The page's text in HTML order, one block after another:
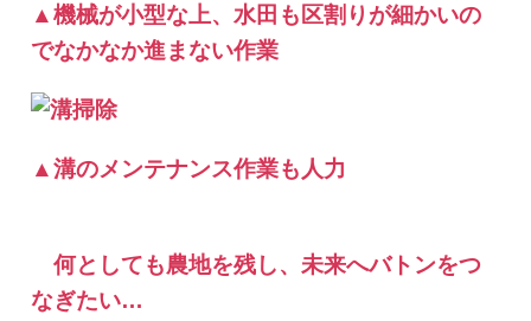
▲機械が小型な上、水田も区割りが細かいの
でなかなか進まない作業
▲溝のメンテナンス作業も人力
何としても農地を残し、未来へバトンをつ
なぎたい…